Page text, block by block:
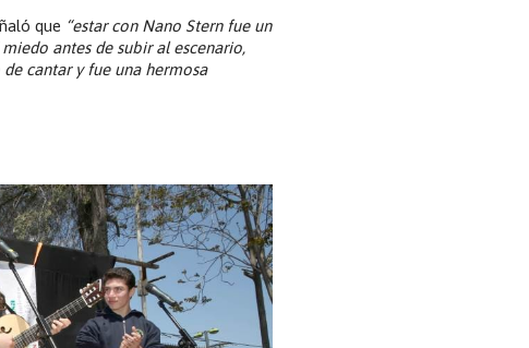
que “estar con Nano Stern fue un
antes de subir al escenario,
cantar y fue una hermosa